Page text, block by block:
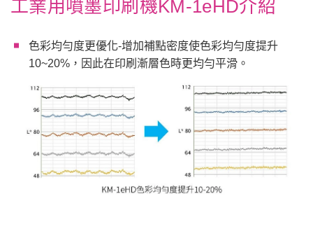
工業用噴墨印刷機KM-1eHD介紹
色彩均勻度更優化-增加補點密度使色彩均勻度提升
10~20%，因此在印刷漸層色時更均勻平滑。